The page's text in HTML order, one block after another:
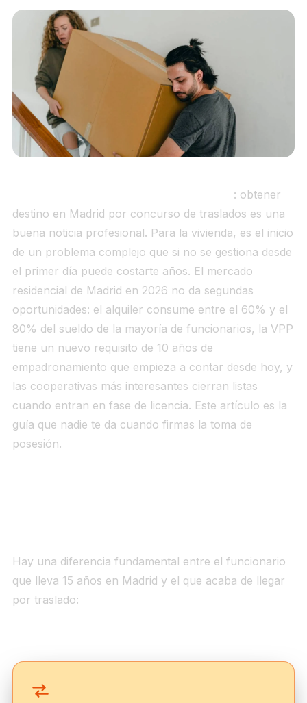
: obtener
destino en Madrid por concurso de traslados es una
buena noticia profesional. Para la vivienda, es el inicio
de un problema complejo que si no se gestiona desde
el primer día puede costarte años. El mercado
residencial de Madrid en 2026 no da segundas
oportunidades: el alquiler consume entre el 60% y el
80% del sueldo de la mayoría de funcionarios, la VPP
tiene un nuevo requisito de 10 años de
empadronamiento que empieza a contar desde hoy, y
las cooperativas más interesantes cierran listas
cuando entran en fase de licencia. Este artículo es la
guía que nadie te da cuando firmas la toma de
posesión.
Hay una diferencia fundamental entre el funcionario
que lleva 15 años en Madrid y el que acaba de llegar
por traslado: